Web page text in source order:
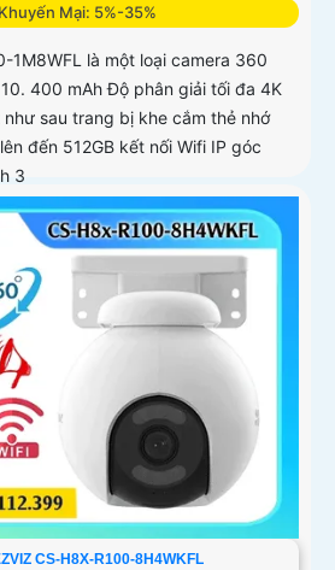
Mại: 5%-35%
1M8WFL là một loại camera 360
400 mAh Độ phân giải tối đa 4K
sau trang bị khe cắm thẻ nhớ
đến 512GB kết nối Wifi IP góc
3
CS-H8X-R100-8H4WKFL